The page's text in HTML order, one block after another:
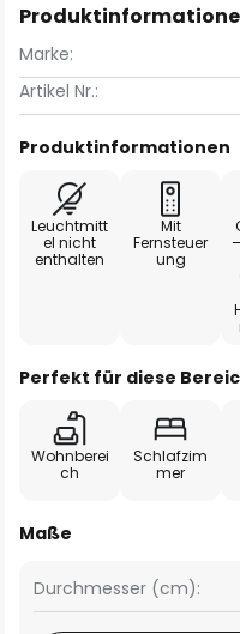
Marke:
Artikel Nr.:
Produktinformationen
Leuchtmitt
el nicht
enthalten
Mit
Fernsteuer
ung
Perfekt für diese
Wohnberei
ch
Schlafzim
mer
Maße
Durchmesser (cm):